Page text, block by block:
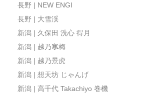
長野 | NEW ENGI
長野 | 大雪渓
新潟 | 久保田 洗心 得月
新潟 | 越乃寒梅
新潟 | 越乃景虎
新潟 | 想天坊 じゃんげ
新潟 | 高千代 Takachiyo 巻機